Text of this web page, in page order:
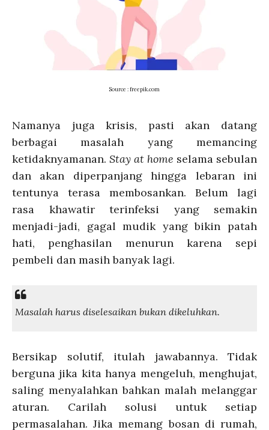
Source : freepik.com
Namanya juga krisis, pasti akan datang
berbagai masalah yang memancing
ketidaknyamanan. Stay at home selama sebulan
dan akan diperpanjang hingga lebaran ini
tentunya terasa membosankan. Belum lagi
rasa khawatir terinfeksi yang semakin
menjadi-jadi, gagal mudik yang bikin patah
hati, penghasilan menurun karena sepi
pembeli dan masih banyak lagi.
Masalah harus diselesaikan bukan dikeluhkan.
Bersikap solutif, itulah jawabannya. Tidak
berguna jika kita hanya mengeluh, menghujat,
saling menyalahkan bahkan malah melanggar
aturan. Carilah solusi untuk setiap
permasalahan. Jika memang bosan di rumah,